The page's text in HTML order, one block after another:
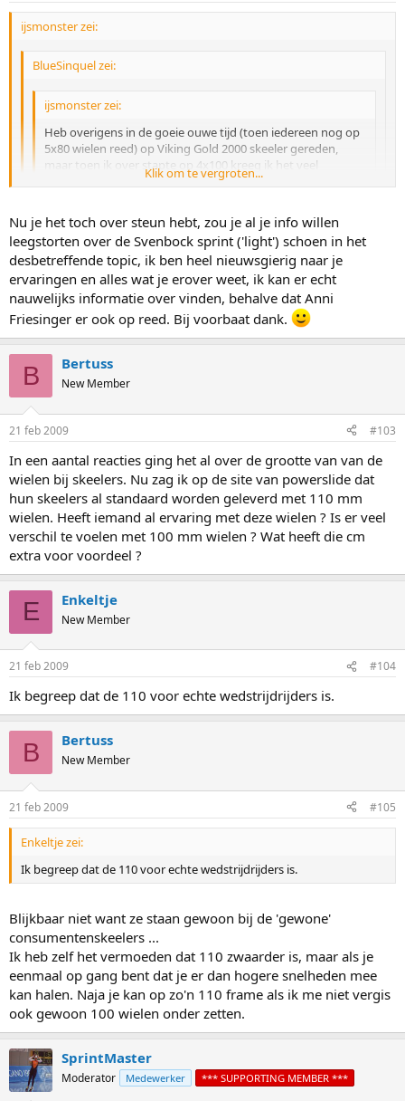
ijsmonster zei:
BlueSinquel zei:
ijsmonster zei:
Heb overigens in de goeie ouwe tijd (toen iedereen nog op
5x80 wielen reed) op Viking Gold 2000 skeeler gereden,
maar toen ik over stapte op 4x100 kreeg ik het veel
moeilijker in de bochtjes. Ben overgestapt op een schattig
Je wilt zeggen dat (5) kleinere wieltjes beter rijd dan 4 grote??
Dat is een hele gewaagde uitspraak, aangezien iedereen met de
neus naar 11cm staat, wat straks misschien zelfs 12cm wordt..
Welke voordelen zie jij in kleinere wieltjes? het overstappen
gaat, zoals je zei, al makkelijker. Doordat je lager bij de grond zit
denk ik dan. Welke voordelen bied het nog meer denk je?
Lol; dat wilde ik helemaal niet zeggen!
Het ging over schoenen. Ik had echt een steviger schoen nodig. De
Gold 2002 gaf me simpelweg niet genoeg steun in de bochten toen
ik eenmaal op 4x100 reed.
Klik om te vergroten...
Nu je het toch over steun hebt, zou je al je info willen
leegstorten over de Svenbock sprint ('light') schoen in het
desbetreffende topic, ik ben heel nieuwsgierig naar je
ervaringen en alles wat je erover weet, ik kan er echt
nauwelijks informatie over vinden, behalve dat Anni
Friesinger er ook op reed. Bij voorbaat dank.
B Bertuss
New Member
21 feb 2009 #103
In een aantal reacties ging het al over de grootte van van de
wielen bij skeelers. Nu zag ik op de site van powerslide dat
hun skeelers al standaard worden geleverd met 110 mm
wielen. Heeft iemand al ervaring met deze wielen ? Is er veel
verschil te voelen met 100 mm wielen ? Wat heeft die cm
extra voor voordeel ?
E Enkeltje
New Member
21 feb 2009 #104
Ik begreep dat de 110 voor echte wedstrijdrijders is.
B Bertuss
New Member
21 feb 2009 #105
Enkeltje zei:
Ik begreep dat de 110 voor echte wedstrijdrijders is.
Blijkbaar niet want ze staan gewoon bij de 'gewone'
consumentenskeelers ...
Ik heb zelf het vermoeden dat 110 zwaarder is, maar als je
eenmaal op gang bent dat je er dan hogere snelheden mee
kan halen. Naja je kan op zo'n 110 frame als ik me niet vergis
ook gewoon 100 wielen onder zetten.
SprintMaster
Moderator Medewerker *** SUPPORTING MEMBER ***